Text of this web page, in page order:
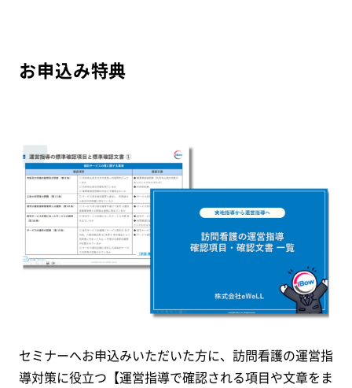
お申込み特典
セミナーへお申込みいただいた方に、訪問看護の運営指
導対策に役立つ【運営指導で確認される項目や文章をま